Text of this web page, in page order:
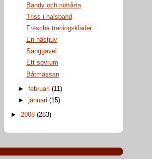
Bandy och nöttårta
Triss i halsband
Fräscha träningskläder
En nästjuv
Sänggavel
Ett sovrum
Båtmässan
►februari(11)
►januari(15)
► 2008 (283)